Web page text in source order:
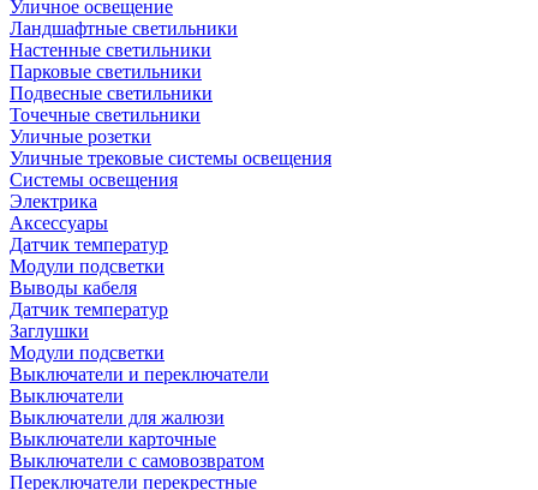
Уличное освещение
Ландшафтные светильники
Настенные светильники
Парковые светильники
Подвесные светильники
Точечные светильники
Уличные розетки
Уличные трековые системы освещения
Системы освещения
Электрика
Аксессуары
Датчик температур
Модули подсветки
Выводы кабеля
Датчик температур
Заглушки
Модули подсветки
Выключатели и переключатели
Выключатели
Выключатели для жалюзи
Выключатели карточные
Выключатели с самовозвратом
Переключатели перекрестные